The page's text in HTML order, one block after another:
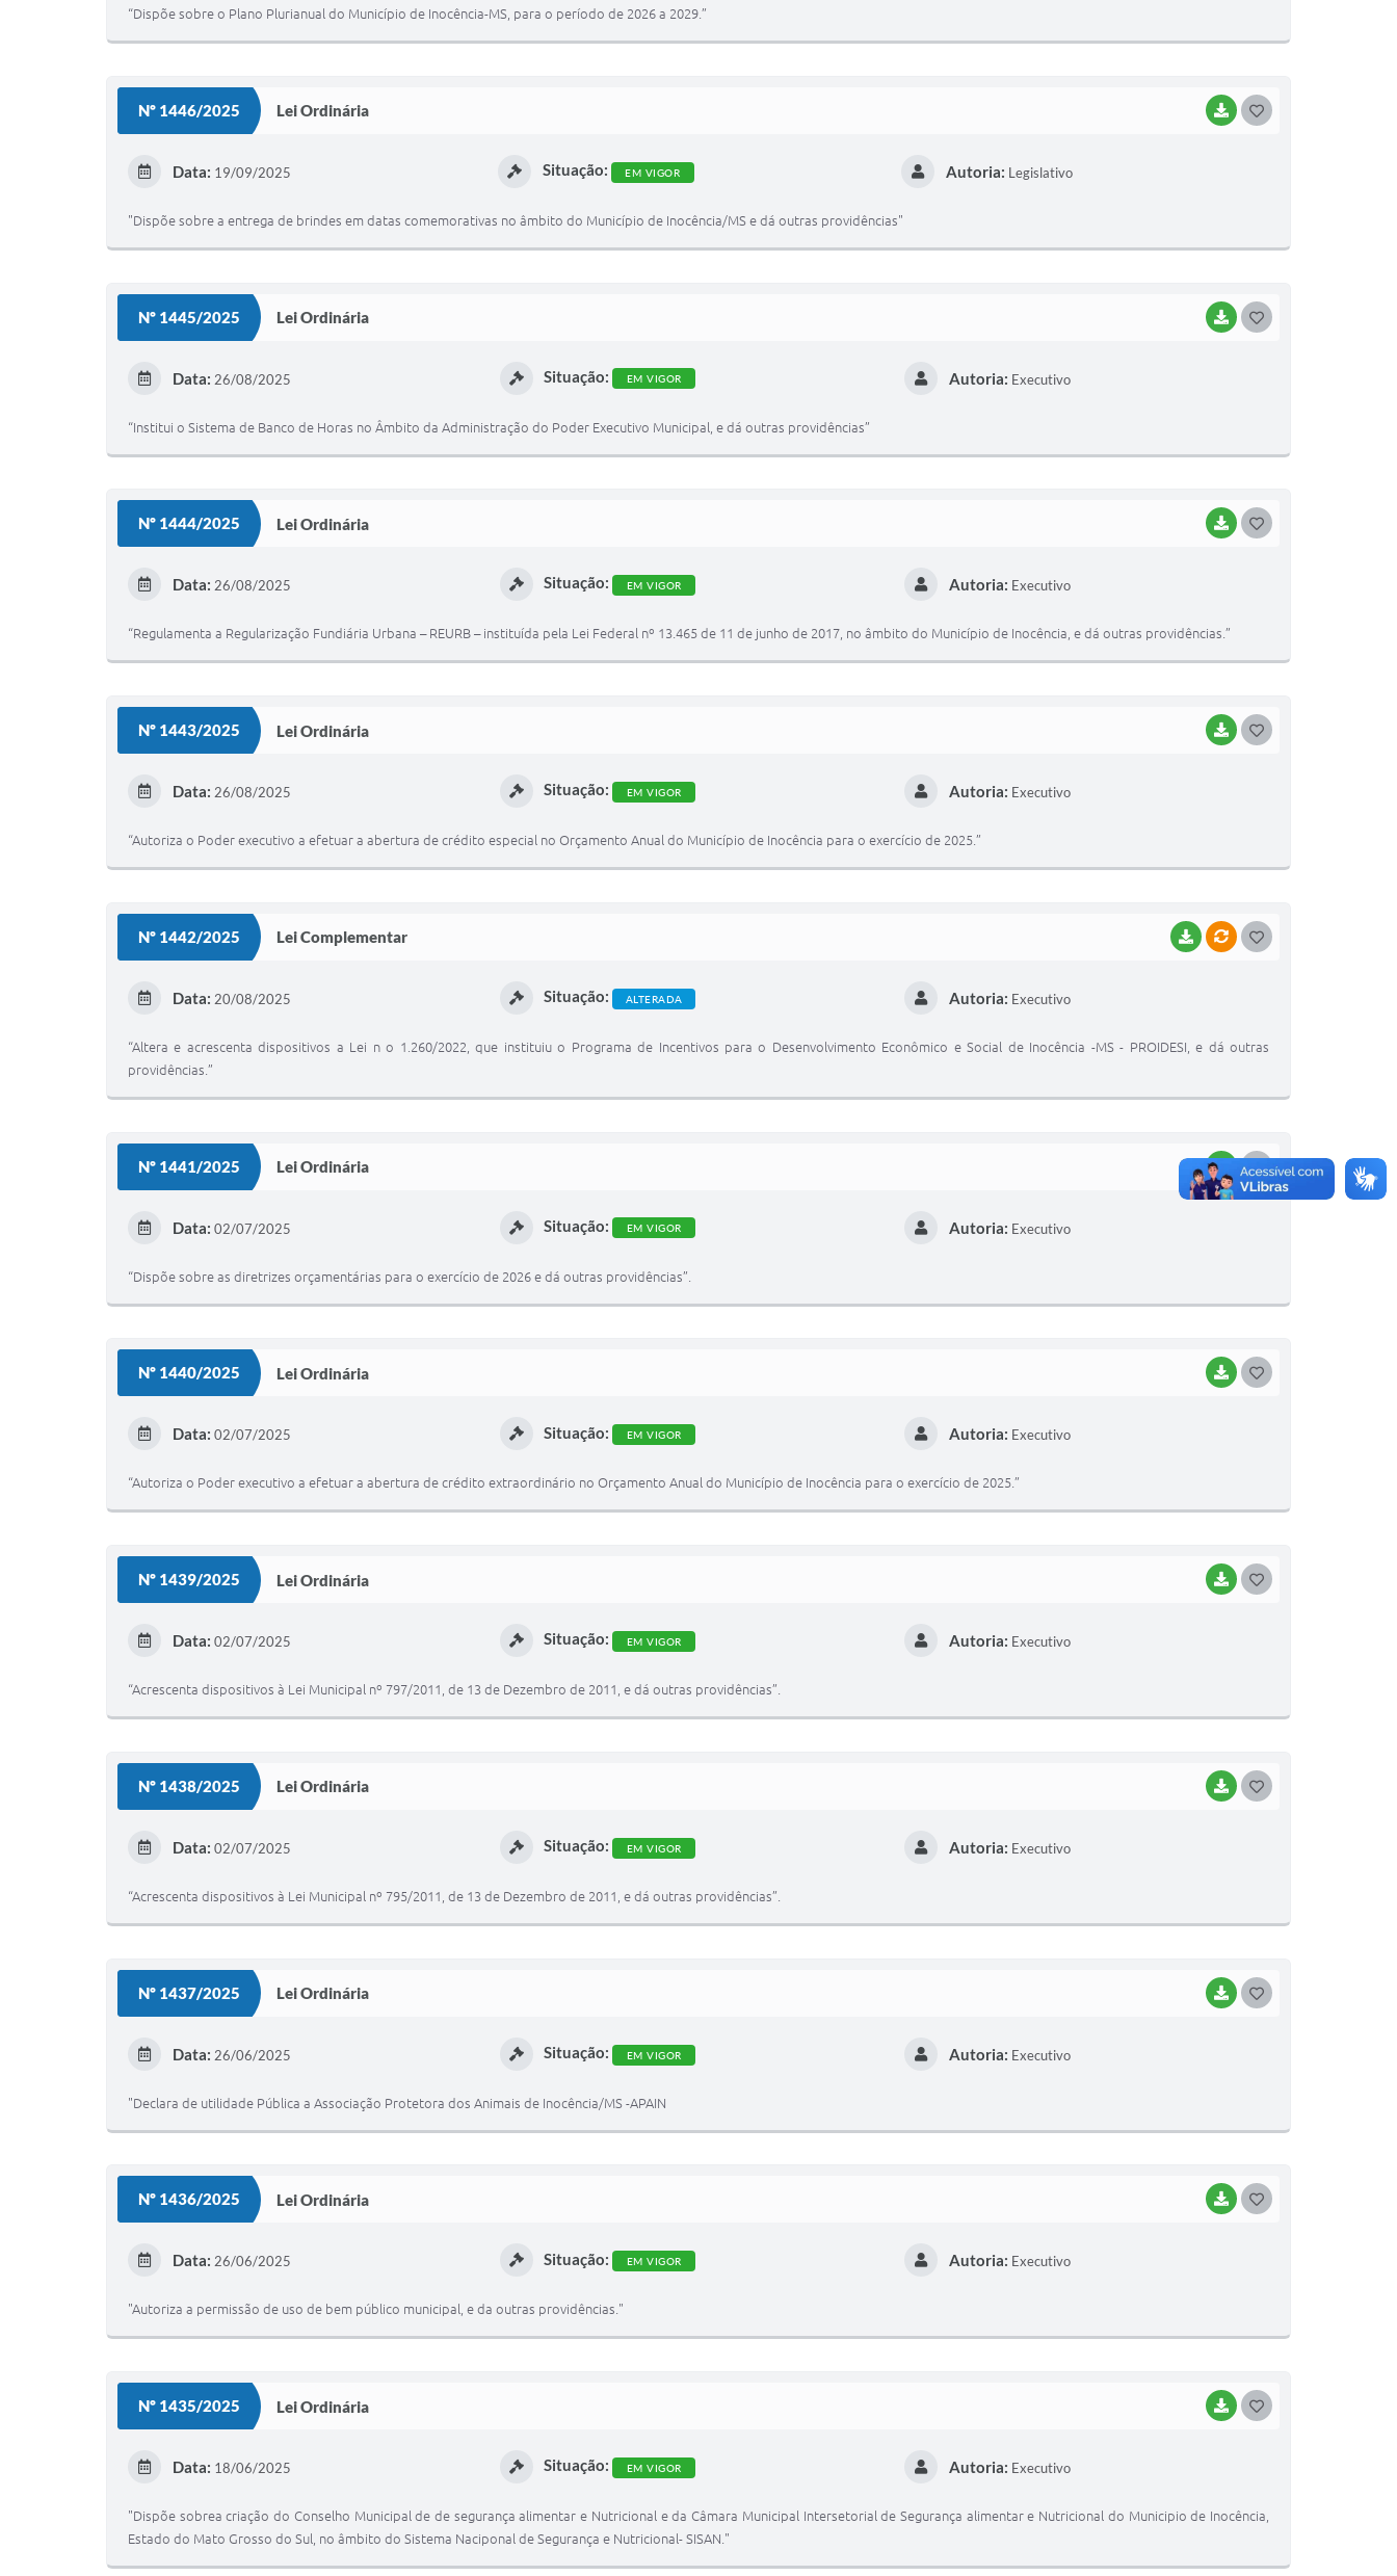
“Dispõe sobre o Plano Plurianual do Município de Inocência-MS, para o período de 2026 a 2029.”
Nº 1446/2025 Lei Ordinária BAIXAR
Data: 19/09/2025 Situação: EM VIGOR Autoria: Legislativo
"Dispõe sobre a entrega de brindes em datas comemorativas no âmbito do Município de Inocência/MS e dá outras providências"
Nº 1445/2025 Lei Ordinária BAIXAR
Data: 26/08/2025 Situação: EM VIGOR Autoria: Executivo
“Institui o Sistema de Banco de Horas no Âmbito da Administração do Poder Executivo Municipal, e dá outras providências”
Nº 1444/2025 Lei Ordinária BAIXAR
Data: 26/08/2025 Situação: EM VIGOR Autoria: Executivo
“Regulamenta a Regularização Fundiária Urbana – REURB – instituída pela Lei Federal nº 13.465 de 11 de junho de 2017, no âmbito do Município de Inocência, e dá outras providências.”
Nº 1443/2025 Lei Ordinária BAIXAR
Data: 26/08/2025 Situação: EM VIGOR Autoria: Executivo
“Autoriza o Poder executivo a efetuar a abertura de crédito especial no Orçamento Anual do Município de Inocência para o exercício de 2025.”
Nº 1442/2025 Lei Complementar BAIXARVÍNCULOS
I
Data: 20/08/2025 Situação: ALTERADA Autoria: Executivo
“Altera e acrescenta dispositivos a Lei n o 1.260/2022, que instituiu o Programa de Incentivos para o Desenvolvimento Econômico e Social de Inocência -MS - PROIDESI, e dá outras
providências.”
Nº 1441/2025 Lei Ordinária BAIXAR
G
O
Data: 02/07/2025 Situação: EM VIGOR Autoria: Executivo
“Dispõe sobre as diretrizes orçamentárias para o exercício de 2026 e dá outras providências”.
Nº 1440/2025 Lei Ordinária BAIXAR
Data: 02/07/2025 Situação: EM VIGOR Autoria: Executivo
“Autoriza o Poder executivo a efetuar a abertura de crédito extraordinário no Orçamento Anual do Município de Inocência para o exercício de 2025.”
Nº 1439/2025 Lei Ordinária BAIXAR
Data: 02/07/2025 Situação: EM VIGOR Autoria: Executivo
“Acrescenta dispositivos à Lei Municipal nº 797/2011, de 13 de Dezembro de 2011, e dá outras providências”.
Nº 1438/2025 Lei Ordinária BAIXAR
Data: 02/07/2025 Situação: EM VIGOR Autoria: Executivo
“Acrescenta dispositivos à Lei Municipal nº 795/2011, de 13 de Dezembro de 2011, e dá outras providências”.
Nº 1437/2025 Lei Ordinária BAIXAR
Data: 26/06/2025 Situação: EM VIGOR Autoria: Executivo
"Declara de utilidade Pública a Associação Protetora dos Animais de Inocência/MS -APAIN
Nº 1436/2025 Lei Ordinária BAIXAR
Data: 26/06/2025 Situação: EM VIGOR Autoria: Executivo
"Autoriza a permissão de uso de bem público municipal, e da outras providências."
Nº 1435/2025 Lei Ordinária BAIXAR
I
Data: 18/06/2025 Situação: EM VIGOR Autoria: Executivo
"Dispõe sobrea criação do Conselho Municipal de de segurança alimentar e Nutricional e da Câmara Municipal Intersetorial de Segurança alimentar e Nutricional do Municipio de Inocência,
Estado do Mato Grosso do Sul, no âmbito do Sistema Naciponal de Segurança e Nutricional- SISAN."